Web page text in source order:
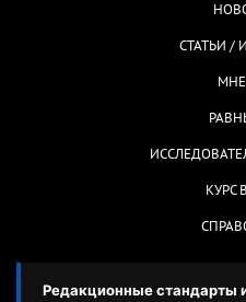
СТАТЬИ /
КУРС
Редакционные стандарты